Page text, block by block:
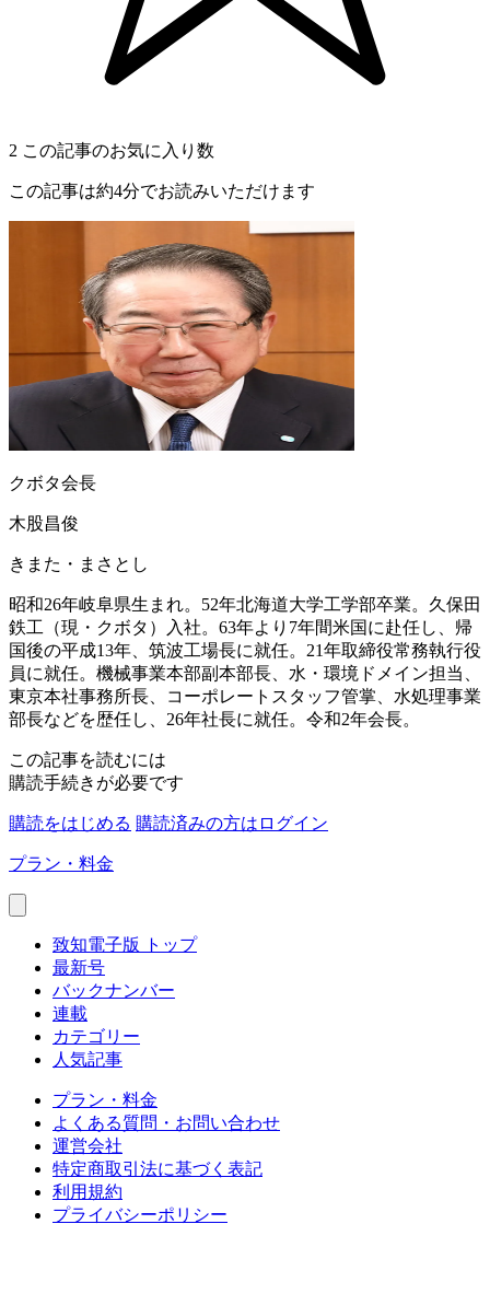
2 この記事のお気に入り数
この記事は約4分でお読みいただけます
クボタ会長
木股昌俊
きまた・まさとし
昭和26年岐阜県生まれ。52年北海道大学工学部卒業。久保田
鉄工（現・クボタ）入社。63年より7年間米国に赴任し、帰
国後の平成13年、筑波工場長に就任。21年取締役常務執行役
員に就任。機械事業本部副本部長、水・環境ドメイン担当、
東京本社事務所長、コーポレートスタッフ管掌、水処理事業
部長などを歴任し、26年社長に就任。令和2年会長。
この記事を読むには
購読手続きが必要です
購読をはじめる 購読済みの方はログイン
プラン・料金
致知電子版 トップ
最新号
バックナンバー
連載
カテゴリー
人気記事
プラン・料金
よくある質問・お問い合わせ
運営会社
特定商取引法に基づく表記
利用規約
プライバシーポリシー